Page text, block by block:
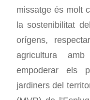
missatge és molt
la sostenibilitat
orígens,
agricultura
empoderar els
jardiners del